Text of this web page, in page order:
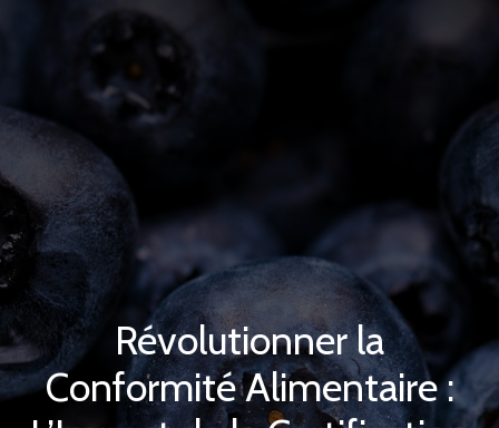
Révolutionner la
Conformité Alimentaire :